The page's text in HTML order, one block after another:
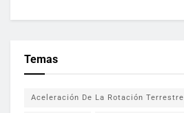
Temas
Aceleración De La Rotación Terrestre